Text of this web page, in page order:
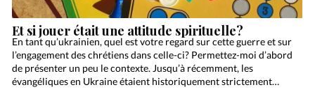
Et si jouer était une attitude spirituelle?
En tant qu’ukrainien, quel est votre regard sur cette guerre et sur
l’engagement des chrétiens dans celle-ci? Permettez-moi d’abord
de présenter un peu le contexte. Jusqu’à récemment, les
évangéliques en Ukraine étaient historiquement strictement